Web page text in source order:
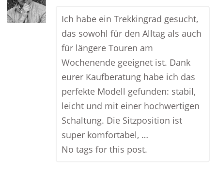
Ich habe ein Trekkingrad gesucht,
das sowohl für den Alltag als auch
für längere Touren am
Wochenende geeignet ist. Dank
eurer Kaufberatung habe ich das
perfekte Modell gefunden: stabil,
leicht und mit einer hochwertigen
Schaltung. Die Sitzposition ist
super komfortabel, …
No tags for this post.